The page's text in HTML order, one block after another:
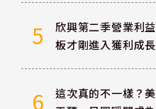
5
欣興第二季營業利
板才剛進入獲利成
6
這次真的不一樣？